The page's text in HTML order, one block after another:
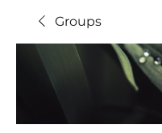
Groups